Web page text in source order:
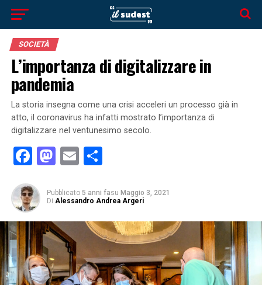
SOCIETÀ
L’importanza di digitalizzare in
pandemia
La storia insegna come una crisi acceleri un processo già in
atto, il coronavirus ha infatti mostrato l’importanza di
digitalizzare nel ventunesimo secolo.
Facebook
Mastodon
EmailCondividi
Pubblicato 5 anni fasu Maggio 3, 2021
Di Alessandro Andrea Argeri